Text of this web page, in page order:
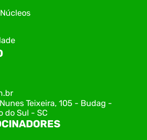
Teixeira, 105 - Budag -
do Sul - SC